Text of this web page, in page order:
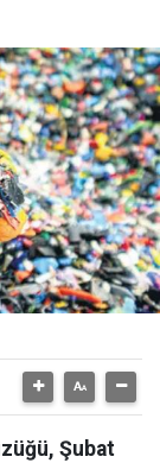
Şubat